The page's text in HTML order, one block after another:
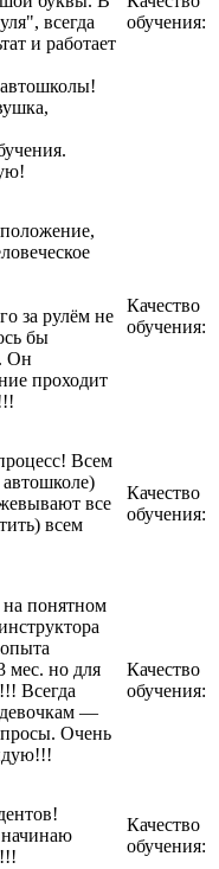
всегда
и работает
обучения:
за рулём не
бы
Он
проходит
Качество
обучения:
Всем
все
всем
Качество
обучения:
на понятном
мес. но для
Всегда
—
Очень
Качество
обучения:
начинаю
Качество
обучения: